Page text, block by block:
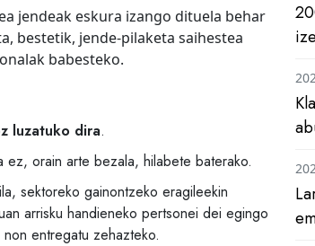
jendeak eskura izango dituela behar
bestetik, jende-pilaketa saihestea
babesteko.
luzatuko dira.
ez, orain arte bezala, hilabete baterako.
sektoreko gainontzeko eragileekin
arrisku handieneko pertsonei dei egingo
entregatu zehazteko.